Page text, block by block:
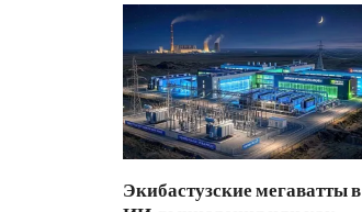
Экибастузские мегаватты в